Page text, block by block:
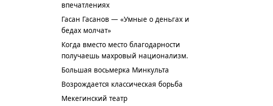
впечатлениях
Гасан Гасанов — «Умные о деньгах и
бедах молчат»
Когда вместо место благодарности
получаешь махровый национализм.
Большая восьмерка Минкульта
Возрождается классическая борьба
Мекегинский театр